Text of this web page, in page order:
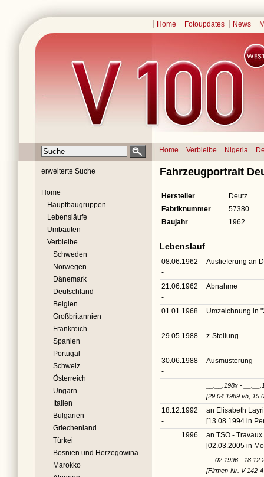
Home Fotoupdates News
Home Verbleibe Nigeria
erweiterte Suche
Home
Hauptbaugruppen
Lebensläufe
Umbauten
Verbleibe
Schweden
Norwegen
Dänemark
Deutschland
Belgien
Großbritannien
Frankreich
Spanien
Portugal
Schweiz
Österreich
Ungarn
Italien
Bulgarien
Griechenland
Türkei
Bosnien und Herzegowina
Marokko
Fahrzeugportrait
Hersteller
Deutz
Fabriknummer
57380
Baujahr
1962
Lebenslauf
08.06.1962
-
Auslieferung an
21.06.1962
-
Abnahme
01.01.1968
-
Umzeichnung in
29.05.1988
-
z-Stellung
30.06.1988
-
Ausmusterung
__.__.198x -
[29.04.1989 vh,
18.12.1992
-
an Elisabeth
[13.08.1994 in
__.__.1996
-
an TSO -
[02.03.2005 in
__.02.1996 -
[Firmen-Nr. V 142-